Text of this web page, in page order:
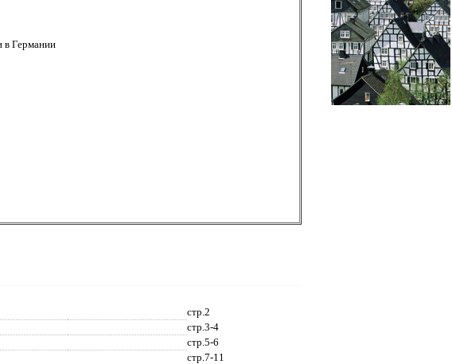
в Германии
стр.2
стр.3-4
стр.5-6
стр.7-11